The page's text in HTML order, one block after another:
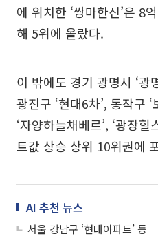
에 위치한 ‘쌍마한신’은 8
해 5위에 올랐다.
이 밖에도 경기 광명시 ‘광
광진구 ‘현대6차’, 동작구
‘자양하늘채베르’, ‘광장
트값 상승 상위 10위권에
AI 추천 뉴스
서울 강남구 ‘현대아파트’ 등